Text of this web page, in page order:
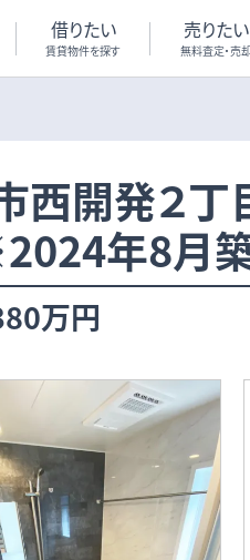
借りたい
賃貸物件を探す
売りたい
無料査定・売却
西開発２
年8月
万円